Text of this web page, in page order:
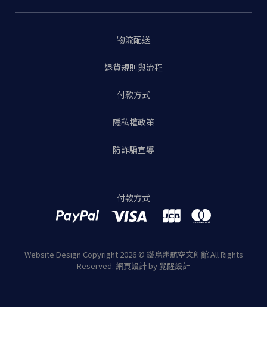
付款方式
物流配送
退貨規則與流程
付款方式
隱私權政策
防詐騙宣導
Website Design Copyright 2026 © 鐵鳥迷航空文創館All Rights
Reserved. 網頁設計 by 覺醒設計